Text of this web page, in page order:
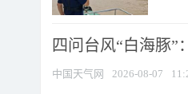
四问台风“白海豚”
中国天气网 2026-08-07